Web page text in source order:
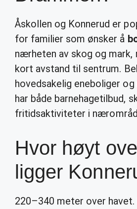
Åskollen og Konnerud er
for familier som ønsker å
nærheten av skog og mark,
kort avstand til sentrum.
hovedsakelig eneboliger og
har både barnehagetilbud,
fritidsaktiviteter i
Hvor høyt
ligger
220–340 meter over havet.